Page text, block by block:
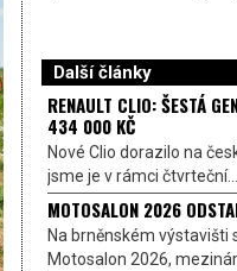
Další články
RENAULT CLIO: ŠESTÁ
434 000 KČ
Nové Clio dorazilo na
jsme je v rámci čtvrteční...
MOTOSALON 2026
Na brněnském výstavišti
Motosalon 2026,